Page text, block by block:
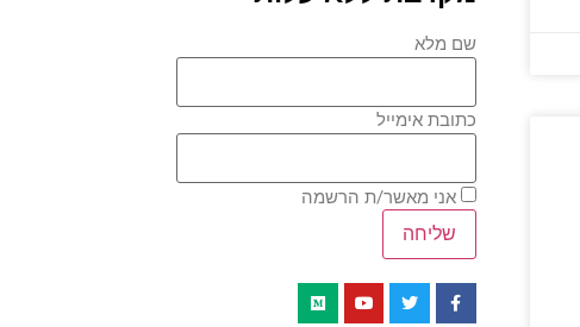
שם מלא
כתובת אימייל
אני מאשר/ת הרשמה